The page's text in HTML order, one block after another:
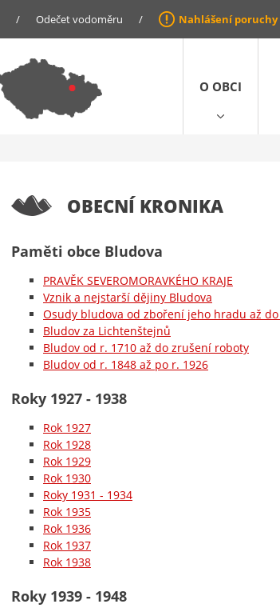
/ Odečet vodoměru / Nahlášení poruchy
O OBCI
OBECNÍ KRONIKA
Paměti obce Bludova
PRAVĚK SEVEROMORAVKÉHO KRAJE
Vznik a nejstarší dějiny Bludova
Osudy bludova od zboření jeho hradu až
Bludov za Lichtenštejnů
Bludov od r. 1710 až do zrušení roboty
Bludov od r. 1848 až po r. 1926
Roky 1927 - 1938
Rok 1927
Rok 1928
Rok 1929
Rok 1930
Roky 1931 - 1934
Rok 1935
Rok 1936
Rok 1937
Rok 1938
Roky 1939 - 1948